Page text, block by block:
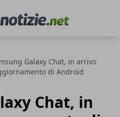
Galaxy Chat, in arrivo
di Android
Chat, in